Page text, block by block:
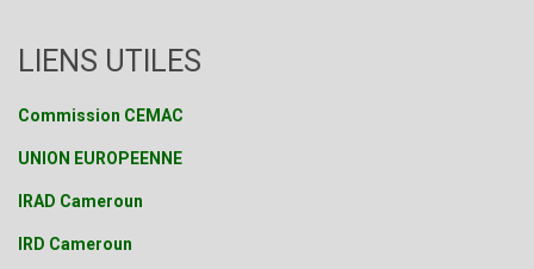
LIENS UTILES
Commission CEMAC
UNION EUROPEENNE
IRAD Cameroun
IRD Cameroun